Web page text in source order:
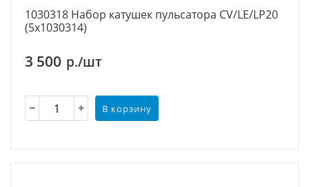
1030318 Набор катушек пульсатора CV/LE/LP20
(5х1030314)
3 500 р./шт
В корзину